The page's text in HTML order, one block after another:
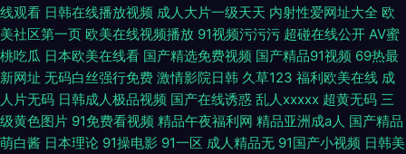
线观看 日韩在线播放视频 成人大片一级天天 内射性爱网址大全 欧
美社区第一页 欧美在线视频播放 91视频污污污 超碰在线公开 AV蜜
桃吃瓜 日本欧美在线看 国产精选免费视频 国产精品91视频 69热最
新网址 无码白丝强行免费 激情影院日韩 久草123 福利欧美在线 成
人片无码 日韩成人极品视频 国产在线诱惑 乱人xxxxx 超黄无码 三
级黄色图片 91免费看视频 精品午夜福利网 精品亚洲成a人 国产精品
萌白酱 日本理论 91操电影 91一区 成人精品无 91国产小视频 日韩美